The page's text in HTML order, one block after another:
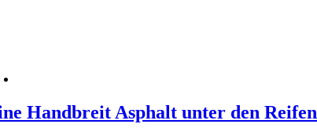
Handbreit Asphalt unter den